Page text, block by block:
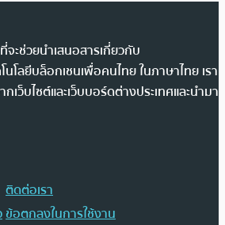
ะช่วยนำเสนอสารเกี่ยวกับ
โลยีบล็อกเชนเพื่อคนไทย ในภาษาไทย เรา
ว็บไซต์และเว็บบอร์ดต่างประเทศและนำมา
ติดต่อเรา
ข้อตกลงในการใช้งาน